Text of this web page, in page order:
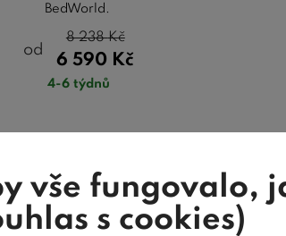
BedWorld.
od
6 590 Kč
8 238Kč
4-6 týdnů
26 %
Akce
vše fungovalo,
s cookies)